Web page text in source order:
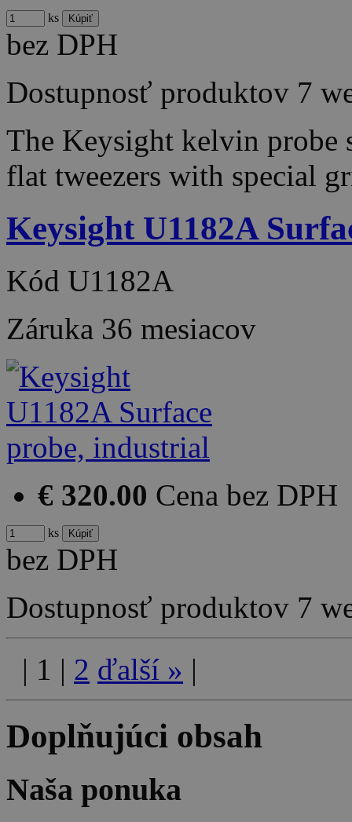
ks
bez DPH
Dostupnosť produktov 7
The Keysight kelvin probe
flat tweezers with special
Keysight U1182A
Kód U1182A
Záruka 36 mesiacov
€ 320.00 Cena bez DPH
ks
bez DPH
Dostupnosť produktov 7
| 1 | 2 ďalší » |
Doplňujúci obsah
Naša ponuka